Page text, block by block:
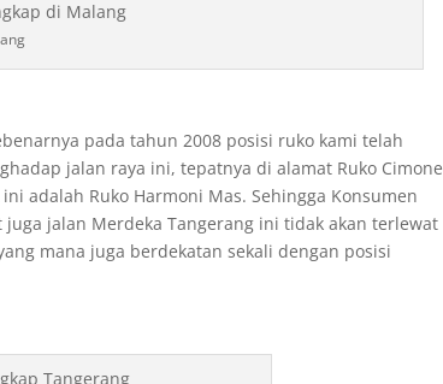
pada tahun 2008 posisi ruko kami telah
jalan raya ini, tepatnya di alamat Ruko Cimone
adalah Ruko Harmoni Mas. Sehingga Konsumen
jalan Merdeka Tangerang ini tidak akan terlewat
mana juga berdekatan sekali dengan posisi